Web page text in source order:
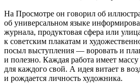
На Просмотре он говорил об
об универсальном языке
журнала, продуктовая сфера или
к советским плакатам и
посыл выступления — воровать и
и полезно. Каждая работа имеет
для каждого свой. А идея витает в
и рождается личность художника.